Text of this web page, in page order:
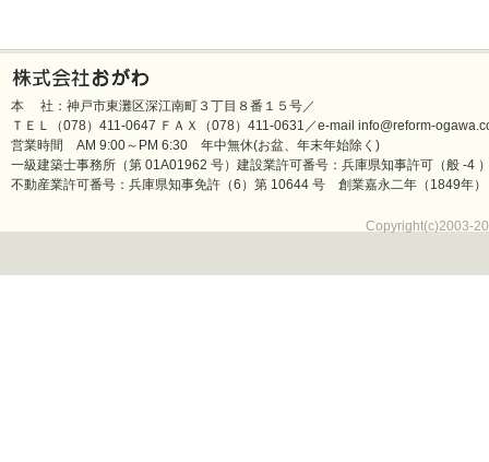
本 社：神戸市東灘区深江南町３丁目８番１５号／
ＴＥＬ（078）411-0647 ＦＡＸ（078）411-0631／e-mail info@reform-
営業時間 AM 9:00～PM 6:30 年中無休(お盆、年末年始除く)
一級建築士事務所（第 01A01962 号）建設業許可番号：兵庫県知事許可（般 -4
不動産業許可番号：兵庫県知事免許（6）第 10644 号 創業嘉永二年（1849年）
Copyright(c)2003-